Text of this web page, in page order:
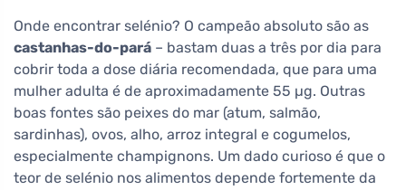
Onde encontrar selénio? O campeão absoluto são as
castanhas-do-pará – bastam duas a três por dia para
cobrir toda a dose diária recomendada, que para uma
mulher adulta é de aproximadamente 55 µg. Outras
boas fontes são peixes do mar (atum, salmão,
sardinhas), ovos, alho, arroz integral e cogumelos,
especialmente champignons. Um dado curioso é que o
teor de selénio nos alimentos depende fortemente da